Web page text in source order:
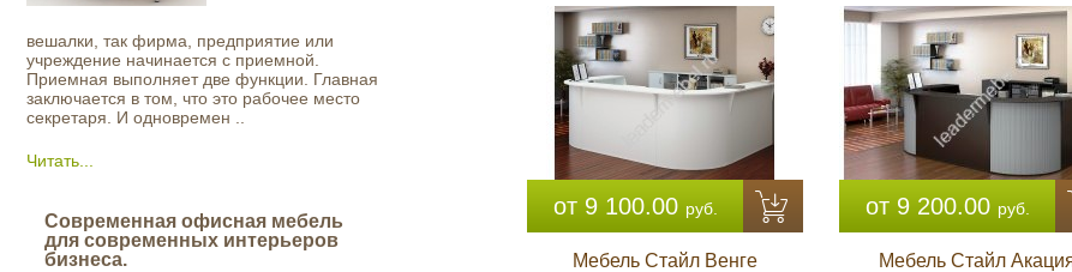
вешалки, так фирма, предприятие или
учреждение начинается с приемной.
Приемная выполняет две функции. Главная
заключается в том, что это рабочее место
секретаря. И одновремен ..
Читать...
Современная офисная мебель
для современных интерьеров
бизнеса.
от 9 100.00 руб. от 9 200.00 руб.
Мебель Стайл Венге Мебель Стайл